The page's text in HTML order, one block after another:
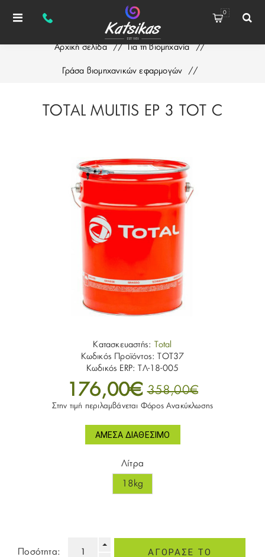
0
Αρχική σελίδα / Για τη βιομηχανία /
Γράσα βιομηχανικών εφαρμογών /
TOTAL MULTIS EP 3 TOT C
Κατασκευαστής:
Total
Κωδικός Προϊόντος:
TOT37
Κωδικός ERP:
ΤΛ-18-005
176,00€ 358,00€
Στην τιμή περιλαμβάνεται Φόρος Ανακύκλωσης
Λίτρα
18kg
ΆΜΕΣΑ ΔΙΑΘΈΣΙΜΟ
Ποσότητα: